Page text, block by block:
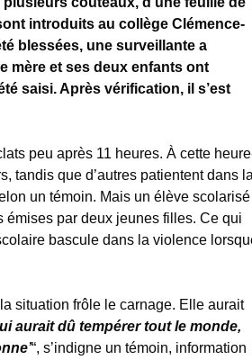
introduits au collège Clémence-
blessées, une surveillante a
mère et ses deux enfants ont
saisi. Après vérification, il s’est
peu après 11 heures. À cette
tandis que d’autres patientent dans la
un témoin. Mais un élève scolarisé
par deux jeunes filles. Ce qui
bascule dans la violence
situation frôle le carnage. Elle aurait
aurait dû tempérer tout le monde,
“, s’indigne un témoin, information